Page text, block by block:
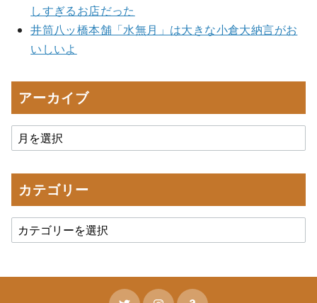
しすぎるお店だった
井筒八ッ橋本舗「水無月」は大きな小倉大納言がお
いしいよ
アーカイブ
カテゴリー